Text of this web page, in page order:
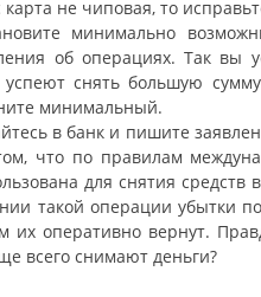
не чиповая, то
минимально
об операциях. Так вы
успеют снять большую
минимальный.
в банк и пишите
что по правилам
для снятия средств
такой операции убытки
их оперативно вернут.
всего снимают деньги?